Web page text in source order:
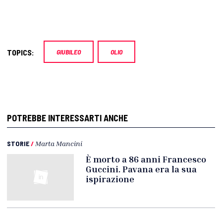
TOPICS: GIUBILEO OLIO
POTREBBE INTERESSARTI ANCHE
STORIE/ Marta Mancini
È morto a 86 anni Francesco
Guccini. Pavana era la sua
ispirazione